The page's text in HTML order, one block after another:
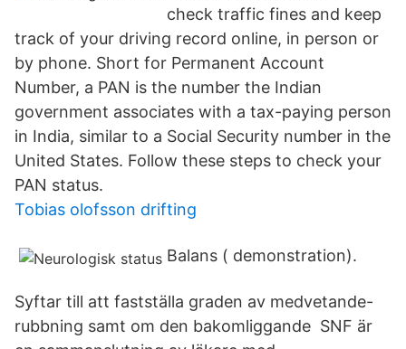
check traffic fines and keep
track of your driving record online, in person or
by phone. Short for Permanent Account
Number, a PAN is the number the Indian
government associates with a tax-paying person
in India, similar to a Social Security number in the
United States. Follow these steps to check your
PAN status.
Tobias olofsson drifting
Balans ( demonstration).
Syftar till att fastställa graden av medvetande-
rubbning samt om den bakomliggande SNF är